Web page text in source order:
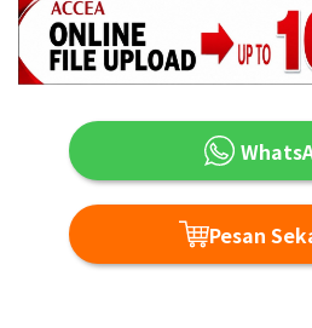
Pesan